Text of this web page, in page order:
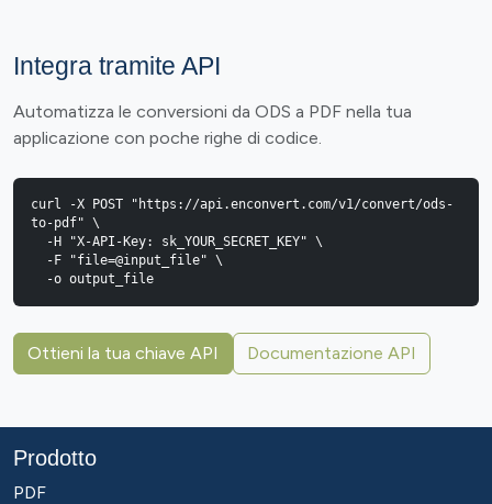
Integra tramite API
Automatizza le conversioni da ODS a PDF nella tua
applicazione con poche righe di codice.
curl -X POST "https://api.enconvert.com/v1/convert/ods-
to-pdf" \
  -o output_file
Ottieni la tua chiave API Documentazione API
Prodotto
PDF